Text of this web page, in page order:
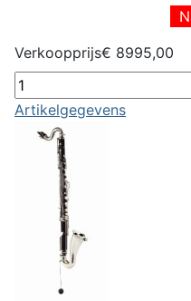
Verkoopprijs€ 8995,00
Artikelgegevens